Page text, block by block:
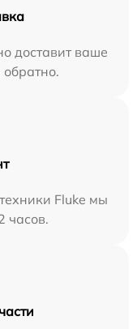
доставит ваше
обратно.
Fluke мы
часов.